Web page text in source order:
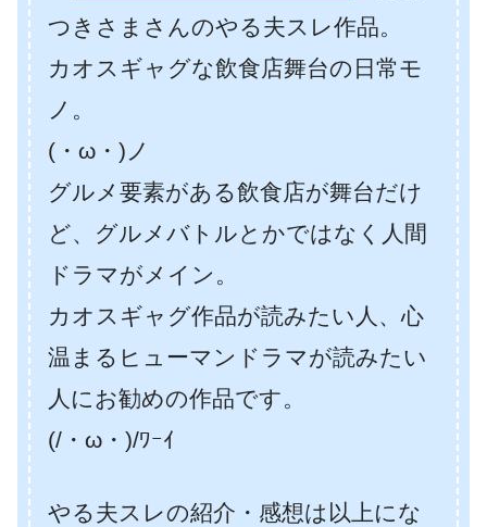
つきさまさんのやる夫スレ作品。
カオスギャグな飲食店舞台の日常モ
ノ。
(・ω・)ノ
グルメ要素がある飲食店が舞台だけ
ど、グルメバトルとかではなく人間
ドラマがメイン。
カオスギャグ作品が読みたい人、心
温まるヒューマンドラマが読みたい
人にお勧めの作品です。
(/・ω・)/ﾜｰｲ
やる夫スレの紹介・感想は以上にな